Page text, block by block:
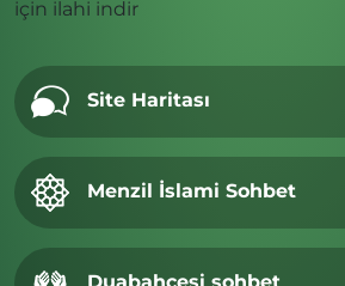
için ilahi indir
Site Haritası
Menzil İslami Sohbet